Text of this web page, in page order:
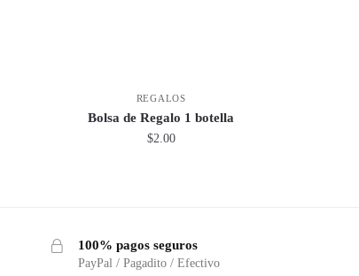
REGALOS
Bolsa de Regalo 1 botella
$2.00
100% pagos seguros
PayPal / Pagadito / Efectivo